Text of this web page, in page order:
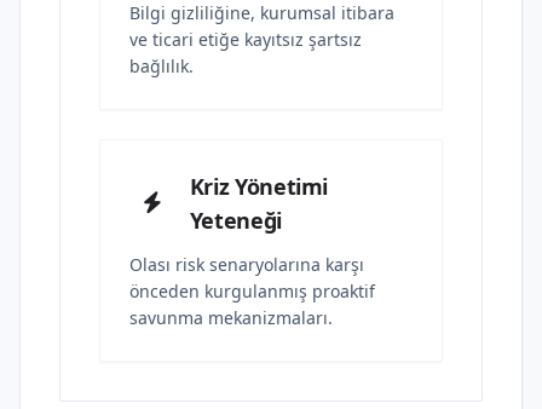
Bilgi gizliliğine, kurumsal itibara
ve ticari etiğe kayıtsız şartsız
bağlılık.
Kriz Yönetimi
Yeteneği
Olası risk senaryolarına karşı
önceden kurgulanmış proaktif
savunma mekanizmaları.